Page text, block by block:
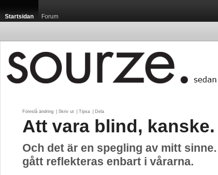
Startsidan Forum
Föreslå ändring Skriv ut Tipsa Dela
Att vara blind, kanske.
Och det är en spegling av mitt
gått reflekteras enbart i vårarna.